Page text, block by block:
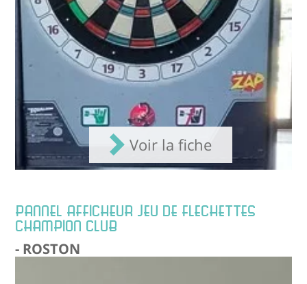
Voir la fiche
PANNEL AFFICHEUR JEU DE FLECHETTES
CHAMPION CLUB
- ROSTON